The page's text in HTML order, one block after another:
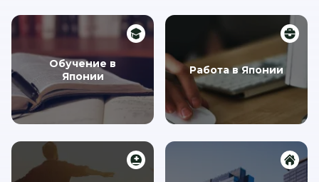
Обучение в
Японии
Работа в Японии